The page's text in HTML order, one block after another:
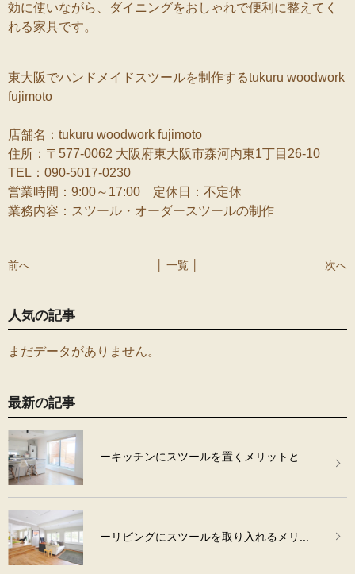
効に使いながら、ダイニングをおしゃれで便利に整えてく
れる家具です。
東大阪でハンドメイドスツールを制作するtukuru woodwork
fujimoto
店舗名：tukuru woodwork fujimoto
住所：〒577-0062 大阪府東大阪市森河内東1丁目26-10
TEL：090-5017-0230
営業時間：9:00～17:00 定休日：不定休
業務内容：スツール・オーダースツールの制作
前へ 次へ
│ 一覧 │
人気の記事
まだデータがありません。
最新の記事
ーキッチンにスツールを置くメリットと...
ーリビングにスツールを取り入れるメリ...